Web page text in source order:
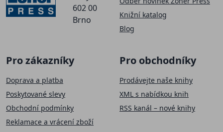
602 00
Brno
Knižní katalog
Blog
Pro zákazníky
Doprava a platba
Poskytované slevy
Obchodní podmínky
Reklamace a vrácení zboží
Pro obchodníky
Prodávejte naše knihy
XML s nabídkou knih
RSS kanál – nové knihy